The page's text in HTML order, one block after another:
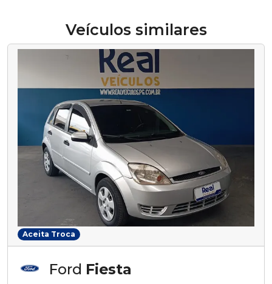
Veículos similares
Aceita Troca
Ford Fiesta